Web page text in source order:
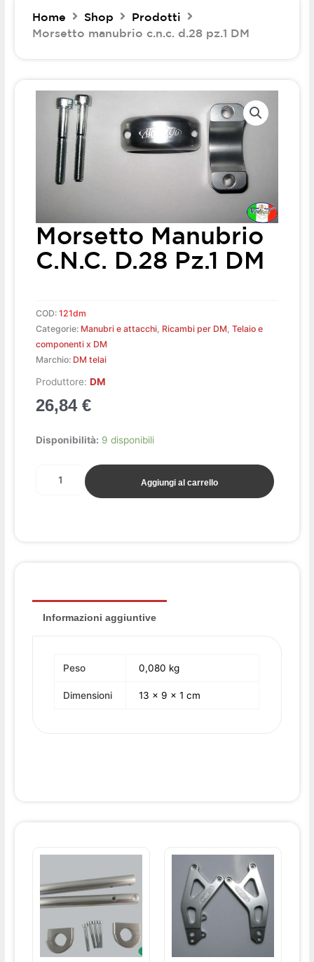
Home Shop
Prodotti
Morsetto manubrio c.n.c. d.28 pz.1 DM
Morsetto Manubrio
C.n.c. D.28 Pz.1 DM
COD:121dm
Categorie: Manubri e attacchi Ricambi per DM ,Telaio e
componenti x DM
Marchio: DM telai
Produttore:DM
26,84€
Disponibilità: 9 disponibili
Morsetto
Aggiungi al carrello
Informazioni aggiuntive
Peso 0,080 kg
Dimensioni 13 × 9 × 1 cm